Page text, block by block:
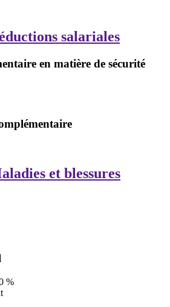
salariales
en matière de sécurité
et blessures
%